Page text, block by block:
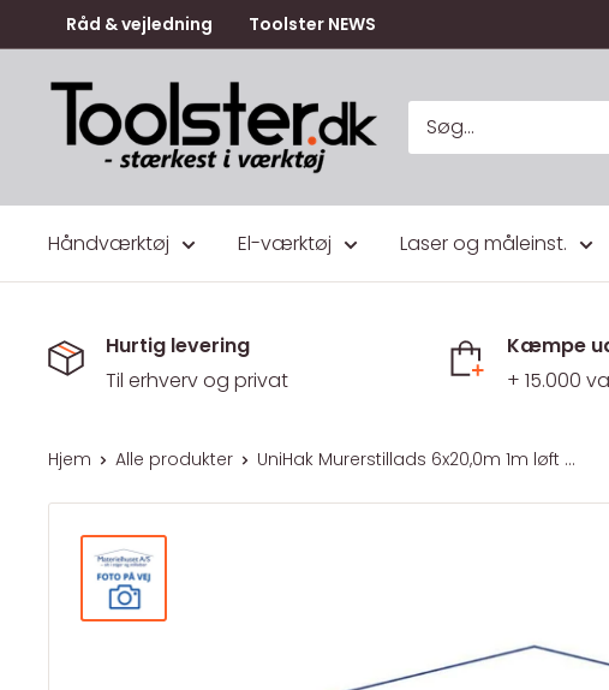
til
indhold
Råd & vejledning Toolster NEWS
Toolster.dk
Håndværktøj El-værktøj Laser og måleinst.
Hurtig levering
Til erhverv og privat
Kæmpe
+ 15.000
Hjem Alle produkter UniHak Murerstillads 6x20,0m 1m løft ...